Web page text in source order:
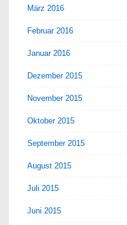
März 2016
Februar 2016
Januar 2016
Dezember 2015
November 2015
Oktober 2015
September 2015
August 2015
Juli 2015
Juni 2015